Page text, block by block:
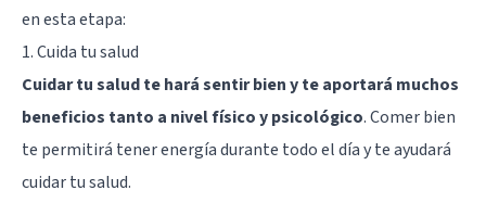
en esta etapa:
1. Cuida tu salud
Cuidar tu salud te hará sentir bien y te aportará muchos
beneficios tanto a nivel físico y psicológico. Comer bien
te permitirá tener energía durante todo el día y te ayudará
cuidar tu salud.